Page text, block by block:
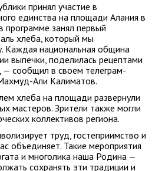
принял участие в
единства на площади Алания в
программе занял первый
хлеба, который мы
Каждая национальная община
выпечки, поделилась рецептами
— сообщил в своем телеграм-
Али Калиматов.
хлеба на площади развернули
мастеров. Зрители также могли
коллективов региона.
труд, гостеприимство и
объединяет. Такие мероприятия
и многолика наша Родина —
сохранять эти традиции и